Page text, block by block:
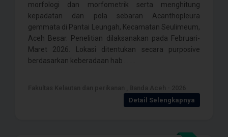
morfologi dan morfometrik serta menghitung
kepadatan dan pola sebaran Acanthopleura
gemmata di Pantai Leungah, Kecamatan Seulimeum,
Aceh Besar. Penelitian dilaksanakan pada Februari-
Maret 2026. Lokasi ditentukan secara purposive
berdasarkan keberadaan hab . . . .
Detail Selengkapnya